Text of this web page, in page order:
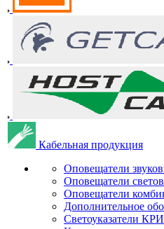
Кабельная продукция
Оповещатели
Оповещатели
Оповещатели
Дополнительное
Светоуказатели